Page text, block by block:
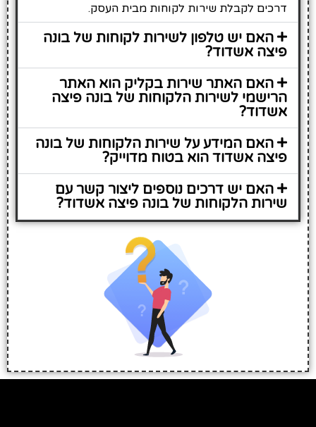
דרכים לקבלת שירות לקוחות מבית העסק.
האם יש טלפון לשירות לקוחות של בונה
פיצה אשדוד?
האם האתר שירות בקליק הוא האתר
הרישמי לשירות הלקוחות של בונה פיצה
אשדוד?
האם המידע על שירות הלקוחות של בונה
פיצה אשדוד הוא בטוח מדוייק?
האם יש דרכים נוספים ליצור קשר עם
שירות הלקוחות של בונה פיצה אשדוד?